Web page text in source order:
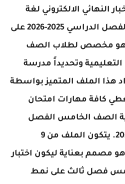
الالكتروني لغة
عربية للصف الخامس الفصل الدراسي 2025-2026 على
لطلاب الصف
وتحديداً مدرسة
المتميز بواسطة
مهارات امتحان
الخامس الفصل
الدراسي الثالث 2025-2026. يتكون الملف من 9
مصمم بعناية ليكون اختبار
ثالث على نمط